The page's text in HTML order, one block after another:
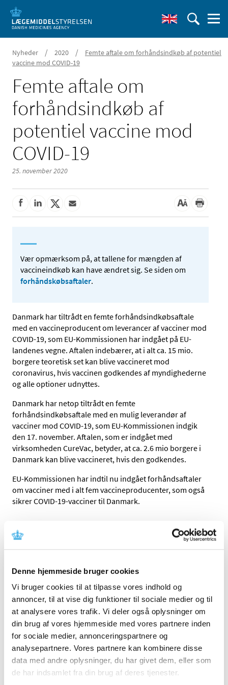
Denne hjemmeside bruger cookies
Vi bruger cookies til at tilpasse vores indhold og
annoncer, til at vise dig funktioner til sociale medier og til
at analysere vores trafik. Vi deler også oplysninger om
din brug af vores hjemmeside med vores partnere inden
for sociale medier, annonceringspartnere og
analysepartnere. Vores partnere kan kombinere disse
data med andre oplysninger, du har givet dem, eller som
de har indsamlet fra din brug af deres tjenester.
Nyheder / 2020 /
Femte aftale om forhåndsindkøb af potentiel
vaccine mod COVID-19
Femte aftale om
forhåndsindkøb af
potentiel vaccine mod
COVID-19
25. november 2020
Vær opmærksom på, at tallene for mængden af
vaccineindkøb kan have ændret sig. Se siden om
forhåndskøbsaftaler.
Danmark har tiltrådt en femte forhåndsindkøbsaftale
med en vaccineproducent om leverancer af vacciner mod
COVID-19, som EU-Kommissionen har indgået på EU-
landenes vegne. Aftalen indebærer, at i alt ca. 15 mio.
borgere teoretisk set kan blive vaccineret mod
coronavirus, hvis vaccinen godkendes af myndighederne
og alle optioner udnyttes.
Danmark har netop tiltrådt en femte
forhåndsindkøbsaftale med en mulig leverandør af
vacciner mod COVID-19, som EU-Kommissionen indgik
den 17. november. Aftalen, som er indgået med
virksomheden CureVac, betyder, at ca. 2.6 mio borgere i
Danmark kan blive vaccineret, hvis den godkendes.
EU-Kommissionen har indtil nu indgået forhåndsaftaler
om vacciner med i alt fem vaccineproducenter, som også
sikrer COVID-19-vacciner til Danmark.
Mål: Vacciner nok til alle
Alt i alt betyder de fem aftaler, at Danmark nu samlet set i
Astra Zeneca: ca. 2,6 mio. vacciner
Sanofi-GSK: ca. 2 mio. vacciner
Johnson & Johnson: ca. 5,6 mio. vacciner
BioNTech/Pfizer: ca. 2 mio.
CureVac: ca. 2,6 mio.
Det er dog usikkert, om man vil gøre brug af alle aftaler.
Det bliver der først taget stilling til omkring tidspunktet